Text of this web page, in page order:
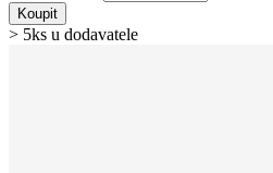
Koupit
> 5ks u dodavatele